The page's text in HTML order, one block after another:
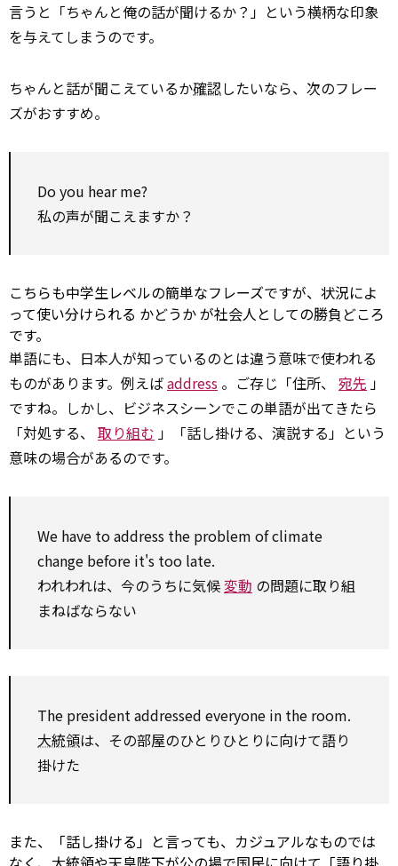
言うと「ちゃんと俺の話が聞けるか？」という横柄な印象
を与えてしまうのです。
ちゃんと話が聞こえているか確認したいなら、次のフレー
ズがおすすめ。
Do you hear me?
私の声が聞こえますか？
こちらも中学生レベルの簡単なフレーズですが、状況によ
って使い分けられる かどうかが社会人としての勝負どころ
です。
単語にも、日本人が知っているのとは違う意味で使われる
ものがあります。例えばaddress 。ご存じ「住所、 宛先 」
ですね。しかし、ビジネスシーンでこの単語が出てきたら
「対処する、 取り組む 」「話し掛ける、演説する」という
意味の場合があるのです。
We have toaddress the problem of climate
change before it's too late.
われわれは、今のうちに気候変動 の問題に取り組
まねばならない
The president addressed everyone in the room.
大統領は、その部屋のひとりひとりに向けて語り
掛けた
また、「話し掛ける」と言っても、カジュアルなものでは